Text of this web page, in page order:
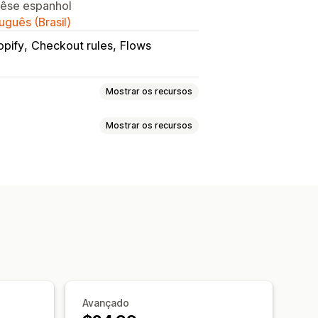
espanhol
(Brasil)
Checkout rules Flows
Mostrar os recursos
Mostrar os recursos
Avançado